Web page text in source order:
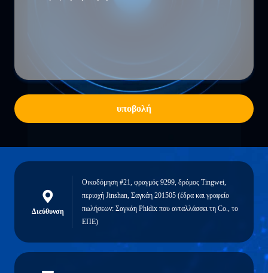
υποβολή
Διεύθυνση
Οικοδόμηση #21, φραγμός 9299, δρόμος Tingwei,
περιοχή Jinshan, Σαγκάη 201505 (έδρα και γραφείο
πωλήσεων: Σαγκάη Phidix που ανταλλάσσει τη Co., το
ΕΠΕ)